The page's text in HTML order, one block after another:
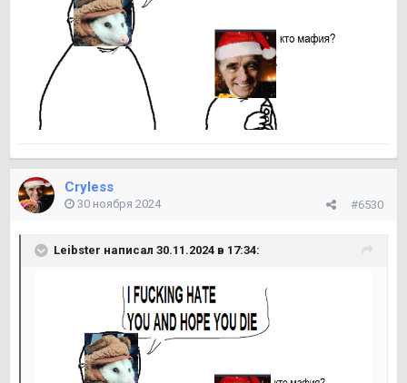
Cryless
#6530
30 ноября 2024
Leibster написал 30.11.2024 в 17:34: